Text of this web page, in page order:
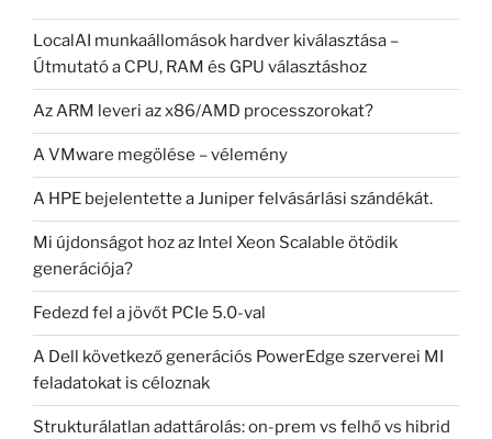
LocalAI munkaállomások hardver kiválasztása –
Útmutató a CPU, RAM és GPU választáshoz
Az ARM leveri az x86/AMD processzorokat?
A VMware megölése – vélemény
A HPE bejelentette a Juniper felvásárlási szándékát.
Mi újdonságot hoz az Intel Xeon Scalable ötödik
generációja?
Fedezd fel a jövőt PCIe 5.0-val
A Dell következő generációs PowerEdge szerverei MI
feladatokat is céloznak
Strukturálatlan adattárolás: on-prem vs felhő vs hibrid